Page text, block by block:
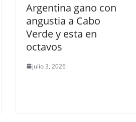
Argentina gano con
angustia a Cabo
Verde y esta en
octavos
julio 3, 2026